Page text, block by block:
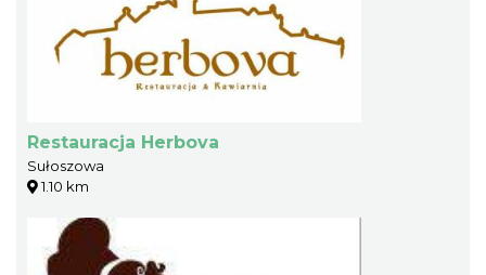
Restauracja Herbova
Sułoszowa
1.10 km